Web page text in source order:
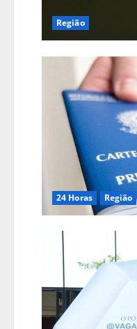
Região
24 Horas Região